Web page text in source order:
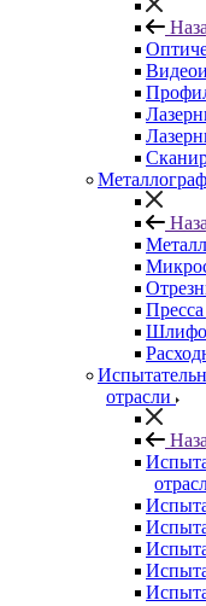
Пресса
отрасли